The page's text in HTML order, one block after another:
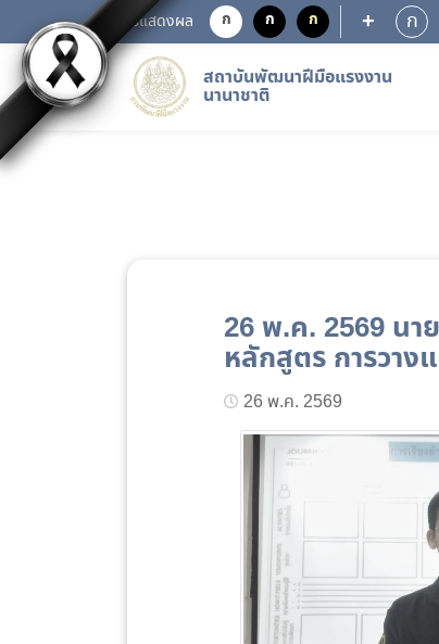
การแสดงผล ก ก ก + ก
สถาบันพัฒนาฝีมือแรงงาน
นานาชาติ
26 พ.ค. 2569 น
หลักสูตร การวา
26 พ.ค. 2569